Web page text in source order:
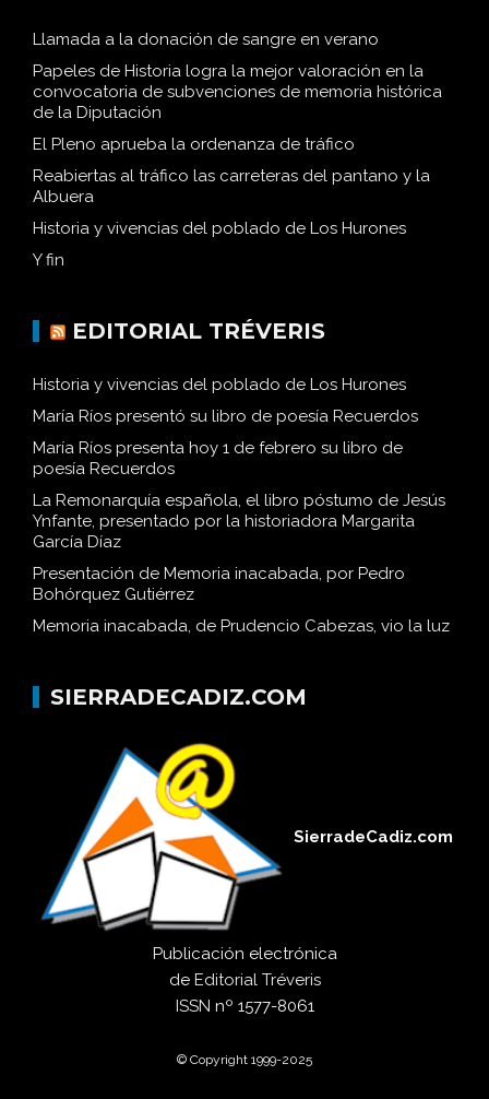
Llamada a la donación de sangre en verano
Papeles de Historia logra la mejor valoración en la
convocatoria de subvenciones de memoria histórica
de la Diputación
El Pleno aprueba la ordenanza de tráfico
Reabiertas al tráfico las carreteras del pantano y la
Albuera
Historia y vivencias del poblado de Los Hurones
Y fin
EDITORIAL TRÉVERIS
Historia y vivencias del poblado de Los Hurones
María Ríos presentó su libro de poesía Recuerdos
María Ríos presenta hoy 1 de febrero su libro de
poesía Recuerdos
La Remonarquía española, el libro póstumo de Jesús
Ynfante, presentado por la historiadora Margarita
García Díaz
Presentación de Memoria inacabada, por Pedro
Bohórquez Gutiérrez
Memoria inacabada, de Prudencio Cabezas, vio la luz
SIERRADECADIZ.COM
SierradeCadiz.com
Publicación electrónica
de Editorial Tréveris
ISSN nº 1577-8061
© Copyright 1999-2025